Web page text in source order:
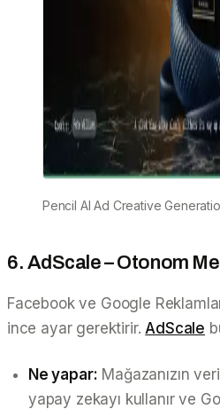
Pencil AI Ad Creative
6. AdScale – Otonom
Facebook ve Google
ince ayar gerektirir. AdScale
Ne yapar: Mağazanızın
yapay zekayı kullanır ve